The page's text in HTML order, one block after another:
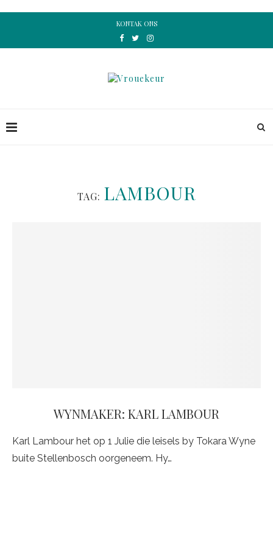
KONTAK ONS
TAG: LAMBOUR
WYNMAKER: KARL LAMBOUR
Karl Lambour het op 1 Julie die leisels by Tokara Wyne
buite Stellenbosch oorgeneem. Hy…